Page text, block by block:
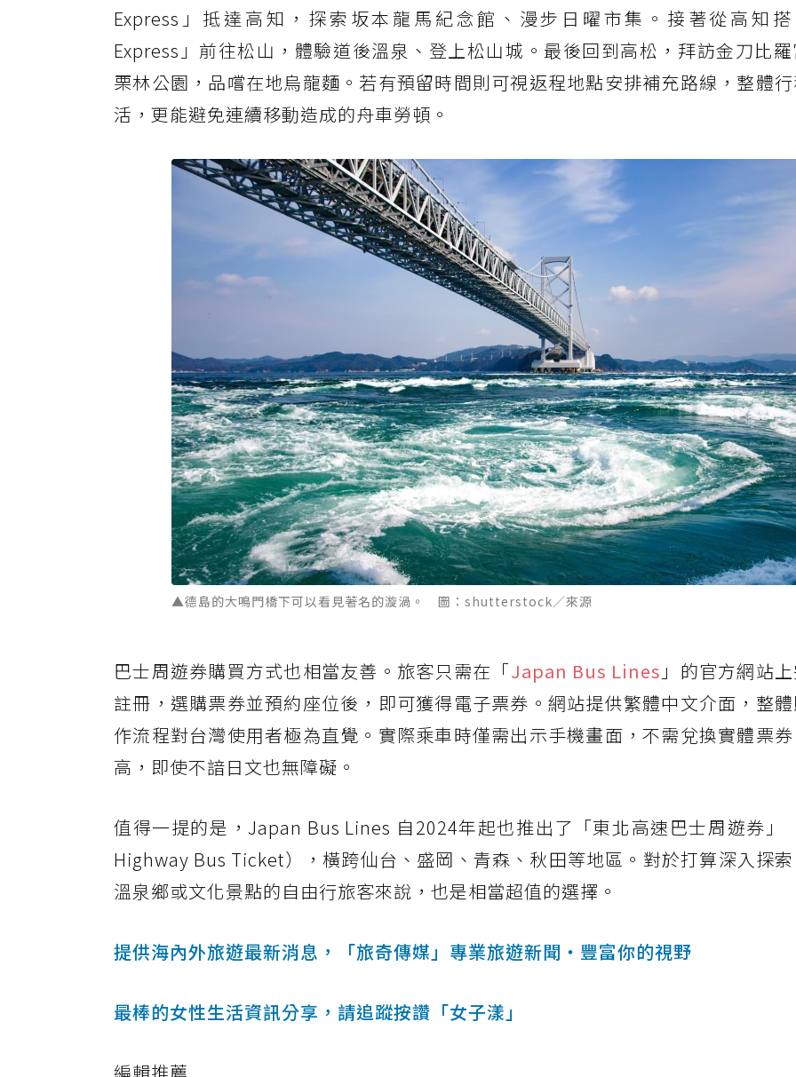
Express」抵達高知，探索坂本龍馬紀念館、漫步日曜市集。接著從高知搭
Express」前往松山，體驗道後溫泉、登上松山城。最後回到高松，拜訪金刀比
栗林公園，品嚐在地烏龍麵。若有預留時間則可視返程地點安排補充路線，整體
活，更能避免連續移動造成的舟車勞頓。
▲德島的大鳴門橋下可以看見著名的漩渦。 圖：shutterstock／來源
巴士周遊券購買方式也相當友善。旅客只需在「Japan Bus Lines 」的官方網站
註冊，選購票券並預約座位後，即可獲得電子票券。網站提供繁體中文介面，整
作流程對台灣使用者極為直覺。實際乘車時僅需出示手機畫面，不需兌換實體票
高，即使不諳日文也無障礙。
值得一提的是，Japan Bus Lines 自2024年起也推出了「東北高速巴士周遊券」
Highway Bus Ticket），橫跨仙台、盛岡、青森、秋田等地區。對於打算深入探
溫泉鄉或文化景點的自由行旅客來說，也是相當超值的選擇。
提供海內外旅遊最新消息，「旅奇傳媒」專業旅遊新聞‧豐富你的視野
最棒的女性生活資訊分享，請追蹤按讚「女子漾」